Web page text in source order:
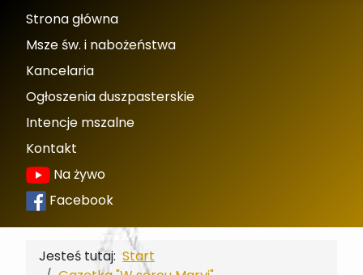
Strona główna
Msze św. i nabożeństwa
Kancelaria
Ogłoszenia duszpasterskie
Intencje mszalne
Kontakt
Na żywo
Facebook
Jesteś tutaj: Start